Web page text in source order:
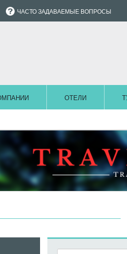
ЧАСТО ЗАДАВАЕМЫЕ ВОПРОСЫ
ОТЕЛИ